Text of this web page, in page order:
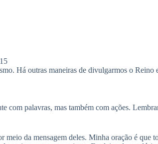
Há outras maneiras de divulgarmos o
com palavras, mas também com ações.
da mensagem deles. Minha oração é que